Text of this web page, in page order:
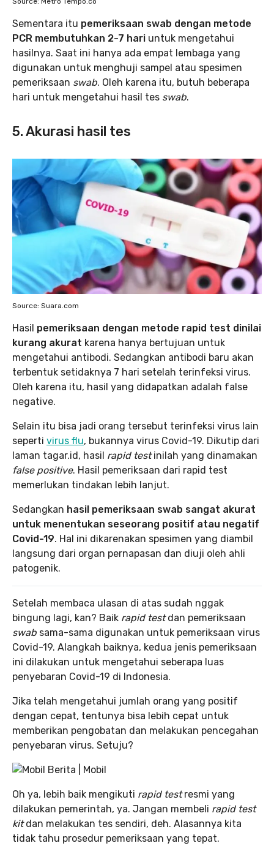
Sementara itu pemeriksaan swab dengan metode
PCR membutuhkan 2-7 hari untuk mengetahui
hasilnya. Saat ini hanya ada empat lembaga yang
digunakan untuk menghuji sampel atau spesimen
pemeriksaan swab. Oleh karena itu, butuh beberapa
hari untuk mengetahui hasil tes swab.
5. Akurasi hasil tes
Source: Suara.com
Hasil pemeriksaan dengan metode rapid test dinilai
kurang akurat karena hanya bertujuan untuk
mengetahui antibodi. Sedangkan antibodi baru akan
terbentuk setidaknya 7 hari setelah terinfeksi virus.
Oleh karena itu, hasil yang didapatkan adalah false
negative.
Selain itu bisa jadi orang tersebut terinfeksi virus lain
seperti virus flu, bukannya virus Covid-19. Dikutip dari
laman tagar.id, hasil rapid testinilah yang dinamakan
false positive. Hasil pemeriksaan dari rapid test
memerlukan tindakan lebih lanjut.
Sedangkan hasil pemeriksaan swab sangat akurat
untuk menentukan seseorang positif atau negatif
Covid-19. Hal ini dikarenakan spesimen yang diambil
langsung dari organ pernapasan dan diuji oleh ahli
patogenik.
Setelah membaca ulasan di atas sudah nggak
bingung lagi, kan? Baik rapid testdan pemeriksaan
swab sama-sama digunakan untuk pemeriksaan virus
Covid-19. Alangkah baiknya, kedua jenis pemeriksaan
ini dilakukan untuk mengetahui seberapa luas
penyebaran Covid-19 di Indonesia.
Jika telah mengetahui jumlah orang yang positif
dengan cepat, tentunya bisa lebih cepat untuk
memberikan pengobatan dan melakukan pencegahan
penyebaran virus. Setuju?
Oh ya, lebih baik mengikuti rapid testresmi yang
dilakukan pemerintah, ya. Jangan membeli rapid test
kitdan melakukan tes sendiri, deh. Alasannya kita
tidak tahu prosedur pemeriksaan yang tepat.